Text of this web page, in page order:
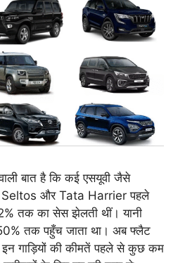
बात है कि कई एसयूवी जैसे
और Tata Harrier पहले
तक का सेस झेलती थीं। यानी
तक पहुँच जाता था। अब फ्लैट
गाड़ियों की कीमतें पहले से कुछ कम